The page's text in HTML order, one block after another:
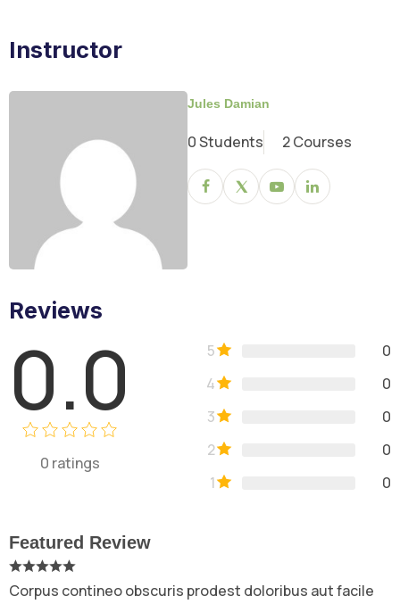
Instructor
Jules Damian
0 Students 2 Courses
Reviews
0.0
0 ratings
5
0
4
0
3
0
2
0
1
0
Featured Review
Corpus contineo obscuris prodest doloribus aut facile